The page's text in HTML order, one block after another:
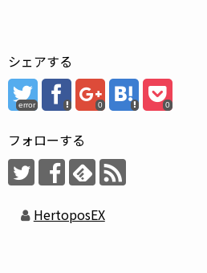
シェアする
error 0 0
フォローする
HertoposEX